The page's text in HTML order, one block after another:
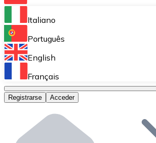
Bitnovo Ramp
Integra nuestra solución en tu
Bitnovo Giftcards
Bitnovo OTC
Bitnovo ATM
Italiano
Português
English
Français
Registrarse Acceder